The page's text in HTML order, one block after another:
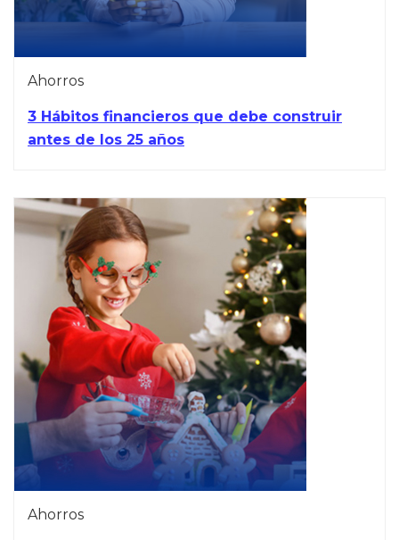
Ahorros
3 Hábitos financieros que debe construir
antes de los 25 años
Ahorros